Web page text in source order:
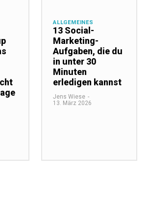
ALLGEMEINES
13 Social-
Marketing-
Aufgaben, die du
in unter 30
Minuten
erledigen kannst
Jens Wiese -
13. März 2026